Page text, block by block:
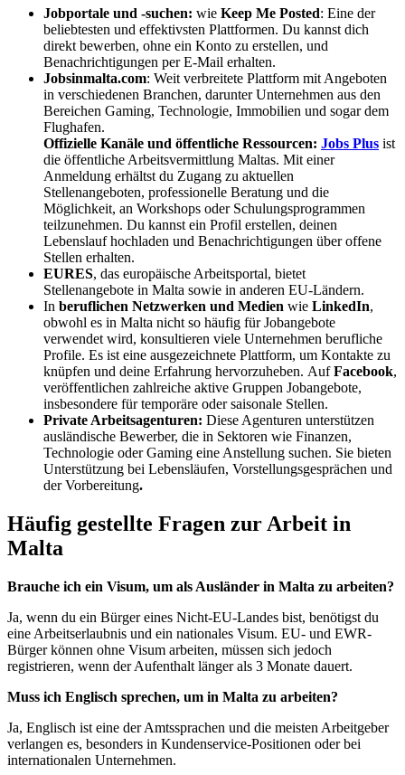
Jobportale und -suchen: wie Keep Me Posted: Eine der
beliebtesten und effektivsten Plattformen. Du kannst dich
direkt bewerben, ohne ein Konto zu erstellen, und
Benachrichtigungen per E-Mail erhalten.
Jobsinmalta.com: Weit verbreitete Plattform mit Angeboten
in verschiedenen Branchen, darunter Unternehmen aus den
Bereichen Gaming, Technologie, Immobilien und sogar dem
Flughafen.
Offizielle Kanäle und öffentliche Ressourcen: Jobs Plus ist
die öffentliche Arbeitsvermittlung Maltas. Mit einer
Anmeldung erhältst du Zugang zu aktuellen
Stellenangeboten, professionelle Beratung und die
Möglichkeit, an Workshops oder Schulungsprogrammen
teilzunehmen. Du kannst ein Profil erstellen, deinen
Lebenslauf hochladen und Benachrichtigungen über offene
Stellen erhalten.
EURES, das europäische Arbeitsportal, bietet
Stellenangebote in Malta sowie in anderen EU-Ländern.
In beruflichen Netzwerken und Medien wie LinkedIn,
obwohl es in Malta nicht so häufig für Jobangebote
verwendet wird, konsultieren viele Unternehmen berufliche
Profile. Es ist eine ausgezeichnete Plattform, um Kontakte zu
knüpfen und deine Erfahrung hervorzuheben. AufFacebook,
veröffentlichen zahlreiche aktive Gruppen Jobangebote,
insbesondere für temporäre oder saisonale Stellen.
Private Arbeitsagenturen: Diese Agenturen unterstützen
ausländische Bewerber, die in Sektoren wie Finanzen,
Technologie oder Gaming eine Anstellung suchen. Sie bieten
Unterstützung bei Lebensläufen, Vorstellungsgesprächen und
der Vorbereitung.
Häufig gestellte Fragen zur Arbeit in
Malta
Brauche ich ein Visum, um als Ausländer in Malta zu arbeiten?
Ja, wenn du ein Bürger eines Nicht-EU-Landes bist, benötigst du
eine Arbeitserlaubnis und ein nationales Visum. EU- und EWR-
Bürger können ohne Visum arbeiten, müssen sich jedoch
registrieren, wenn der Aufenthalt länger als 3 Monate dauert.
Muss ich Englisch sprechen, um in Malta zu arbeiten?
Ja, Englisch ist eine der Amtssprachen und die meisten Arbeitgeber
verlangen es, besonders in Kundenservice-Positionen oder bei
internationalen Unternehmen.